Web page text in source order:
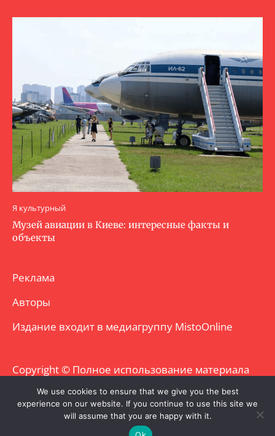
Я культурный
Музей авиации в Киеве: интересные факты и
объекты
Реклама
Авторы
Издание входит в медиагруппу MistoOnline
Copyright © Полное использование материала
запрещено. Частично разрешено с
гиперссылкой.
We use cookies to ensure that we give you the best
experience on our website. If you continue to use this site we
will assume that you are happy with it.